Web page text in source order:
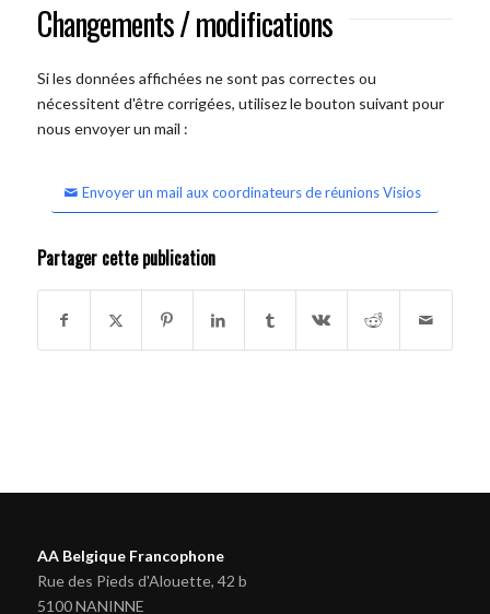
Changements / modifications
Si les données affichées ne sont pas correctes ou
nécessitent d'être corrigées, utilisez le bouton suivant pour
nous envoyer un mail :
Envoyer un mail aux coordinateurs de réunions Visios
Partager cette publication
AA Belgique Francophone
Rue des Pieds d'Alouette, 42 b
5100 NANINNE